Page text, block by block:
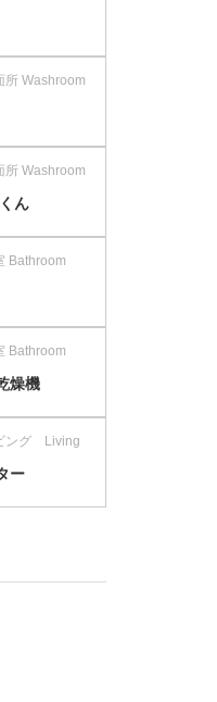
Washroom
Washroom
ん
Bathroom
Bathroom
燥機
ング Living
ー